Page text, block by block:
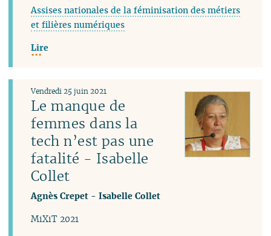
Assises nationales de la féminisation des métiers
et filières numériques
Lire
Le manque de
femmes dans la
tech n’est pas une
fatalité - Isabelle
Collet
Vendredi 25 juin 2021
Agnès Crepet -Isabelle Collet
MiXiT 2021